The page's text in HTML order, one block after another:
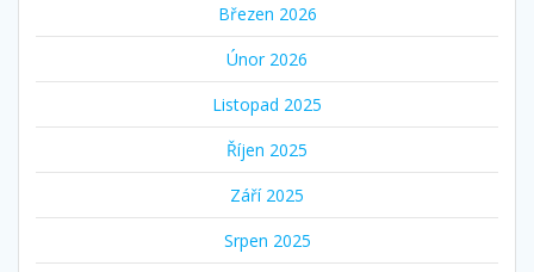
Březen 2026
Únor 2026
Listopad 2025
Říjen 2025
Září 2025
Srpen 2025